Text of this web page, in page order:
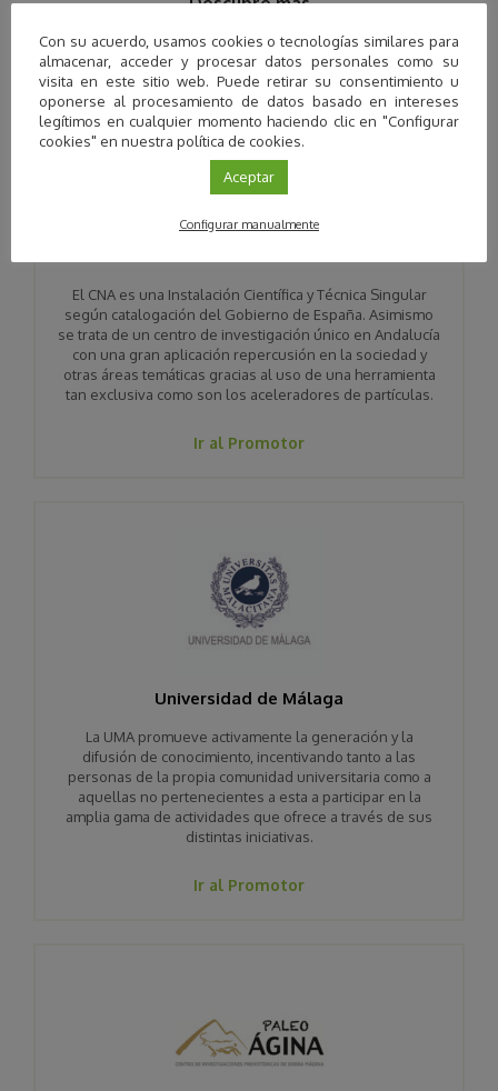
El CNA es una Instalación Científica y Técnica Singular
según catalogación del Gobierno de España. Asimismo
se trata de un centro de investigación único en Andalucía
con una gran aplicación repercusión en la sociedad y
otras áreas temáticas gracias al uso de una herramienta
tan exclusiva como son los aceleradores de partículas.
Ir al Promotor
Universidad de Málaga
La UMA promueve activamente la generación y la
difusión de conocimiento, incentivando tanto a las
personas de la propia comunidad universitaria como a
aquellas no pertenecientes a esta a participar en la
amplia gama de actividades que ofrece a través de sus
distintas iniciativas.
Ir al Promotor
Con su acuerdo, usamos cookies o tecnologías similares para
almacenar, acceder y procesar datos personales como su
visita en este sitio web. Puede retirar su consentimiento u
oponerse al procesamiento de datos basado en intereses
legítimos en cualquier momento haciendo clic en "Configurar
cookies" en nuestra política de cookies.
Aceptar
Configurar manualmente